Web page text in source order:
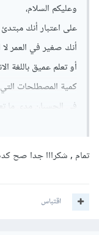
وعليكم السلام،
على اعتبار أنك
أنك صغير في العمر
أو تعلم عميق باللغة
كمية المصطلحات
في الحسبان مدى ما
كورس لتصبح في أول
سوف يتم شرح لغة
تمام , شكرااا جدا صح
اقتباس